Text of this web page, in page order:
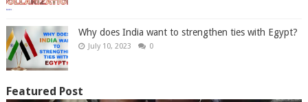
Why does India want to strengthen ties with Egypt?
July 10, 2023 0
Featured Post